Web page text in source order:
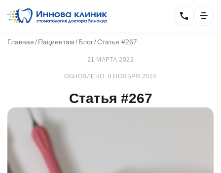
Главная Пациентам Блог Статья #267
21 МАРТА 2022
ОБНОВЛЕНО: 8 НОЯБРЯ 2024
Статья #267